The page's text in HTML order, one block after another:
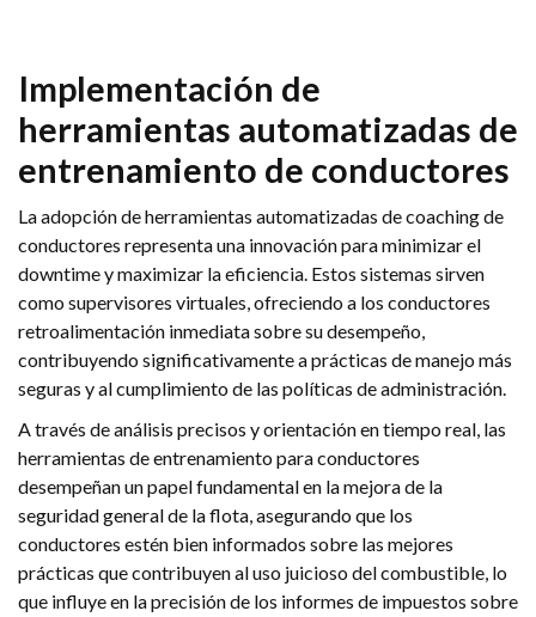
Implementación de
herramientas automatizadas de
entrenamiento de conductores
La adopción de herramientas automatizadas de coaching de
conductores representa una innovación para minimizar el
downtime y maximizar la eficiencia. Estos sistemas sirven
como supervisores virtuales, ofreciendo a los conductores
retroalimentación inmediata sobre su desempeño,
contribuyendo significativamente a prácticas de manejo más
seguras y al cumplimiento de las políticas de administración.
A través de análisis precisos y orientación en tiempo real, las
herramientas de entrenamiento para conductores
desempeñan un papel fundamental en la mejora de la
seguridad general de la flota, asegurando que los
conductores estén bien informados sobre las mejores
prácticas que contribuyen al uso juicioso del combustible, lo
que influye en la precisión de los informes de impuestos sobre